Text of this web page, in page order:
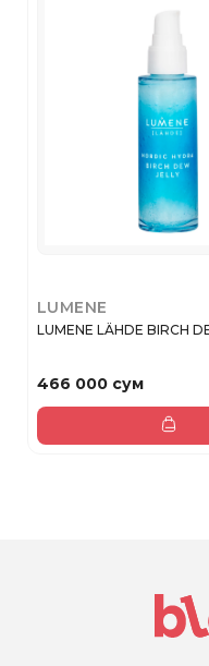
LUMENE
LUMENE LÄHDE BIRCH
466 000 сум